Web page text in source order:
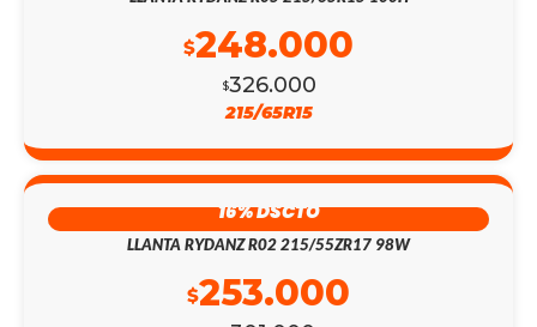
$326.000
$248.000
215/65R15
16% DSCTO
LLANTA RYDANZ R02 215/55ZR17 98W
$253.000